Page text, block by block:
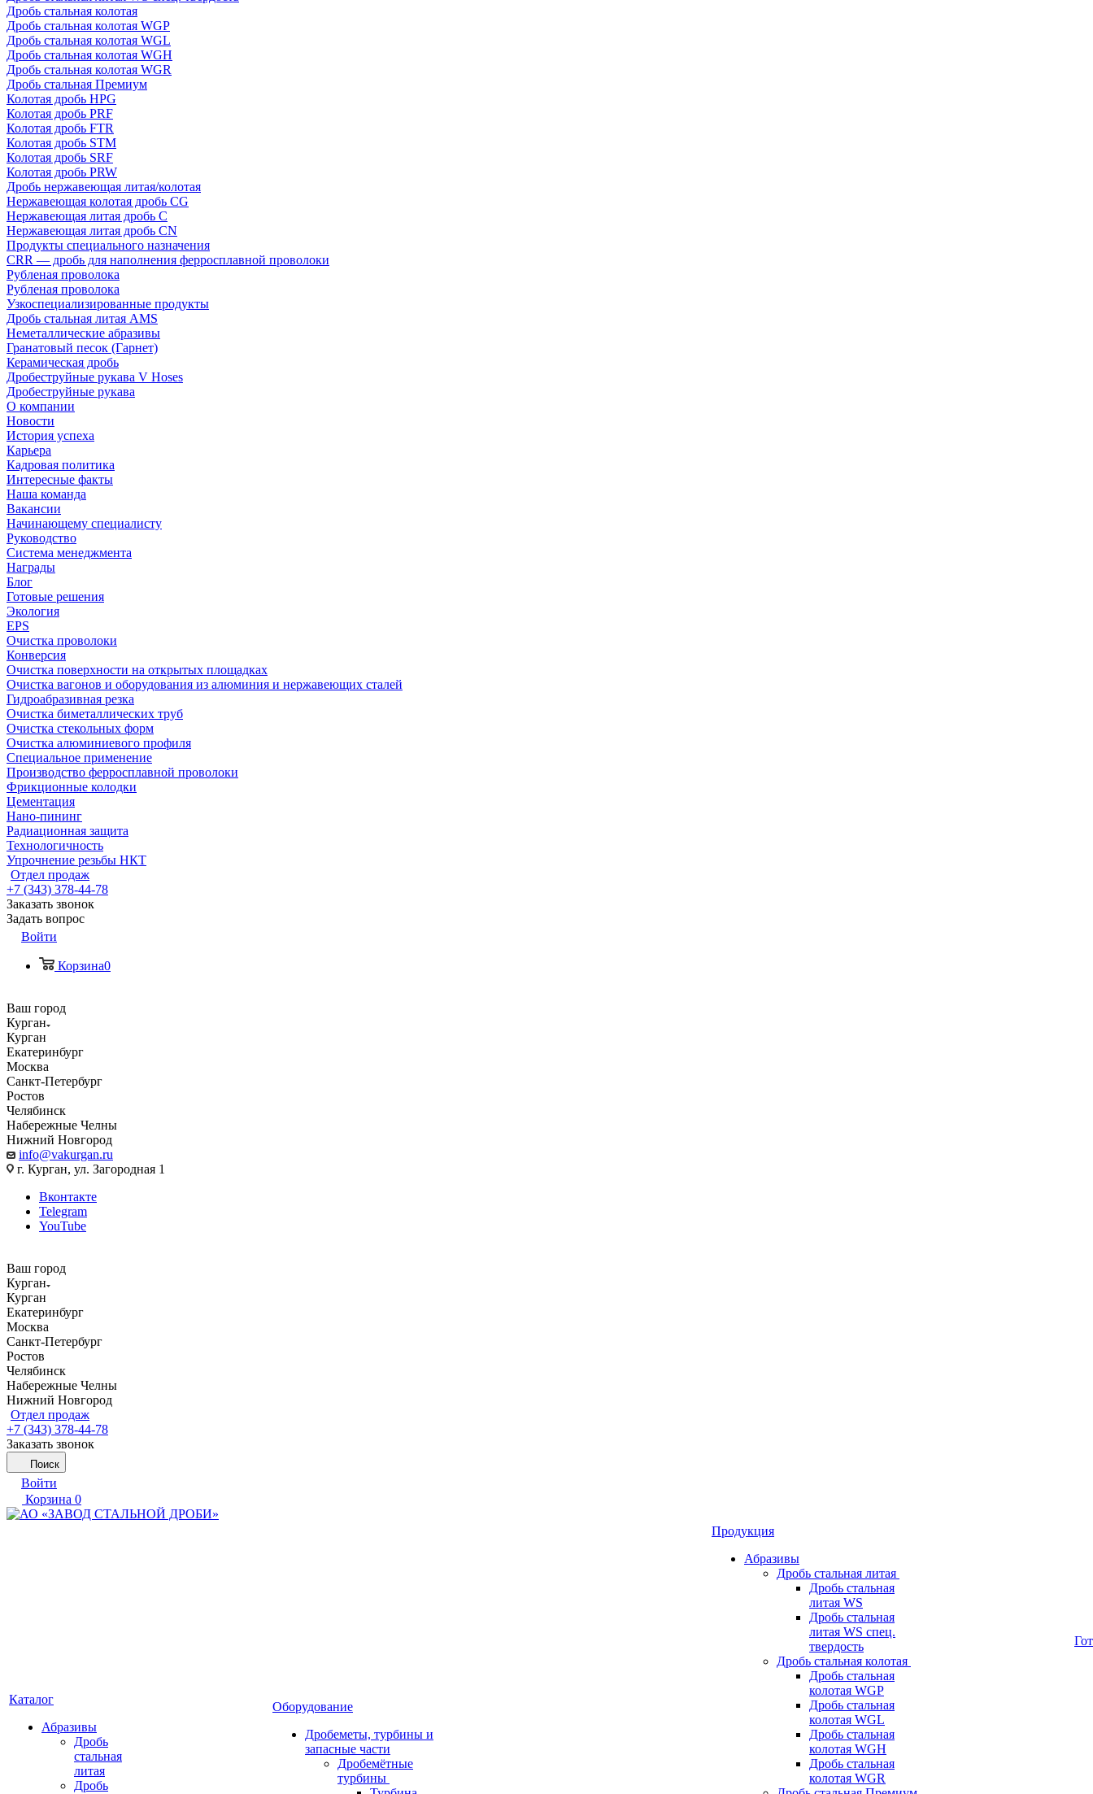
Дробь стальная колотая
Дробь стальная колотая WGP
Дробь стальная колотая WGL
Дробь стальная колотая WGH
Дробь стальная колотая WGR
Дробь стальная Премиум
Колотая дробь HPG
Колотая дробь PRF
Колотая дробь FTR
Колотая дробь STM
Колотая дробь SRF
Колотая дробь PRW
Дробь нержавеющая литая/колотая
Нержавеющая колотая дробь CG
Нержавеющая литая дробь C
Нержавеющая литая дробь CN
Продукты специального назначения
CRR — дробь для наполнения ферросплавной проволоки
Рубленая проволока
Рубленая проволока
Узкоспециализированные продукты
Дробь стальная литая AMS
Неметаллические абразивы
Гранатовый песок (Гарнет)
Керамическая дробь
Дробеструйные рукава V Hoses
Дробеструйные рукава
О компании
Новости
История успеха
Карьера
Кадровая политика
Интересные факты
Наша команда
Вакансии
Начинающему специалисту
Руководство
Система менеджмента
Награды
Блог
Готовые решения
Экология
EPS
Очистка проволоки
Конверсия
Очистка поверхности на открытых площадках
Очистка вагонов и оборудования из алюминия и нержавеющих сталей
Гидроабразивная резка
Очистка биметаллических труб
Очистка стекольных форм
Очистка алюминиевого профиля
Специальное применение
Производство ферросплавной проволоки
Фрикционные колодки
Цементация
Нано-пининг
Радиационная защита
Технологичность
Упрочнение резьбы НКТ
Отдел продаж
+7 (343) 378-44-78
Заказать звонок
Задать вопрос
Войти
Корзина0
Ваш город
Курган
Курган
Екатеринбург
Москва
Санкт-Петербург
Ростов
Челябинск
Набережные Челны
Нижний Новгород
info@vakurgan.ru
г. Курган, ул. Загородная 1
Вконтакте
Telegram
YouTube
Ваш город
Курган
Курган
Екатеринбург
Москва
Санкт-Петербург
Ростов
Челябинск
Набережные Челны
Нижний Новгород
Отдел продаж
+7 (343) 378-44-78
Заказать звонок
Поиск
Войти
Корзина 0
Каталог
Абразивы
Дробь
стальная
литая
Дробь
Оборудование
Дробеметы, турбины и
запасные части
Дробемётные
турбины
Продукция
Абразивы
Дробь стальная литая
Дробь стальная
литая WS
Дробь стальная
литая WS спец.
твердость
Дробь стальная колотая
Дробь стальная
колотая WGP
Дробь стальная
колотая WGL
Дробь стальная
колотая WGH
Дробь стальная
колотая WGR